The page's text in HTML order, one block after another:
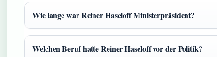
Wie lange war Reiner Haseloff Ministerpräsident?
Welchen Beruf hatte Reiner Haseloff vor der Politik?